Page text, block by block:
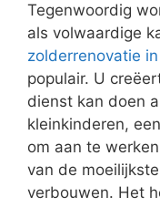
Tegenwoordig
als volwaardige
zolderrenovatie
populair. U
dienst kan doen
kleinkinderen,
om aan te
van de
verbouwen. Het